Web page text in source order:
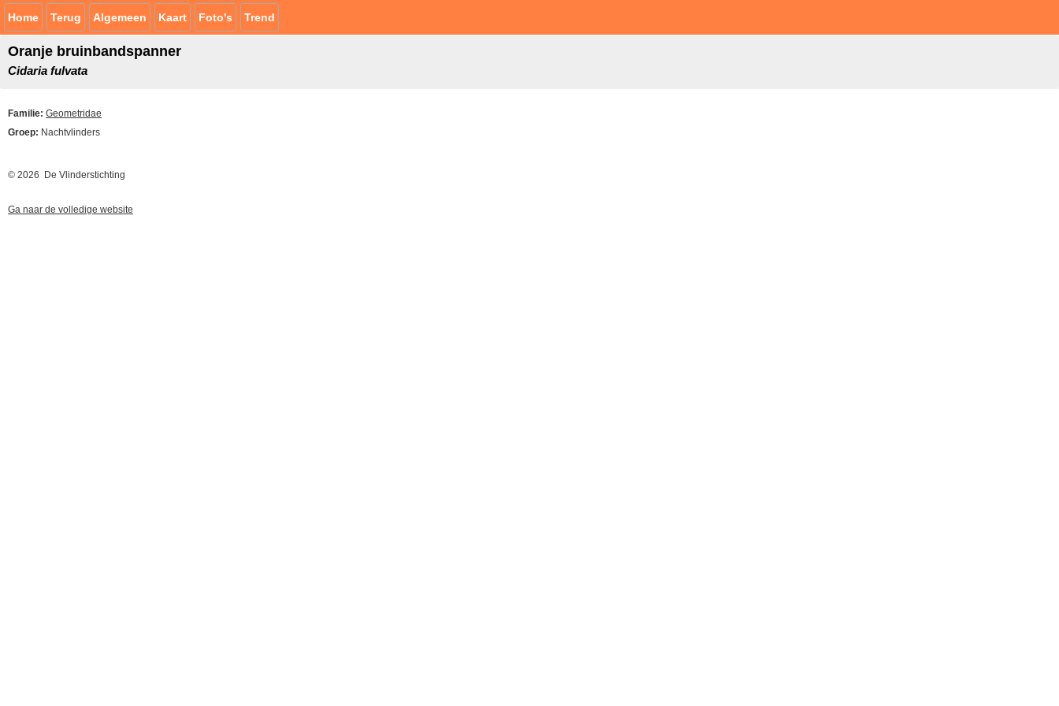
Home Terug Algemeen Kaart Foto's Trend
Oranje bruinbandspanner
Cidaria fulvata
Familie: Geometridae
Groep: Nachtvlinders
© 2026 De Vlinderstichting
Ga naar de volledige website